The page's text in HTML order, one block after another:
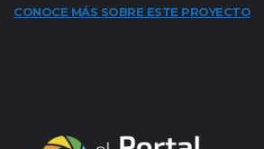
CONOCE MÁS SOBRE ESTE PROYECTO